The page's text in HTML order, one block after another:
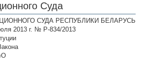
Суда
СУДА РЕСПУБЛИКИ БЕЛАРУСЬ
2013 г. № Р-834/2013